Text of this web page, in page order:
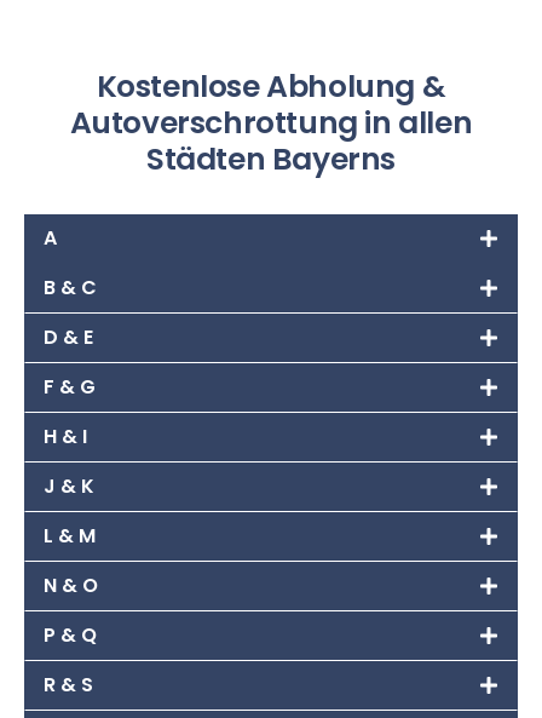
Kostenlose Abholung &
Autoverschrottung in allen
Städten Bayerns
A
B & C
D & E
F & G
H & I
J & K
L & M
N & O
P & Q
R & S